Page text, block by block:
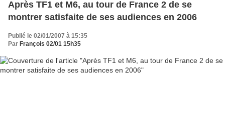
Après TF1 et M6, au tour de France 2 de se
montrer satisfaite de ses audiences en 2006
Publié le 02/01/2007 à 15:35
Par François 02/01 15h35